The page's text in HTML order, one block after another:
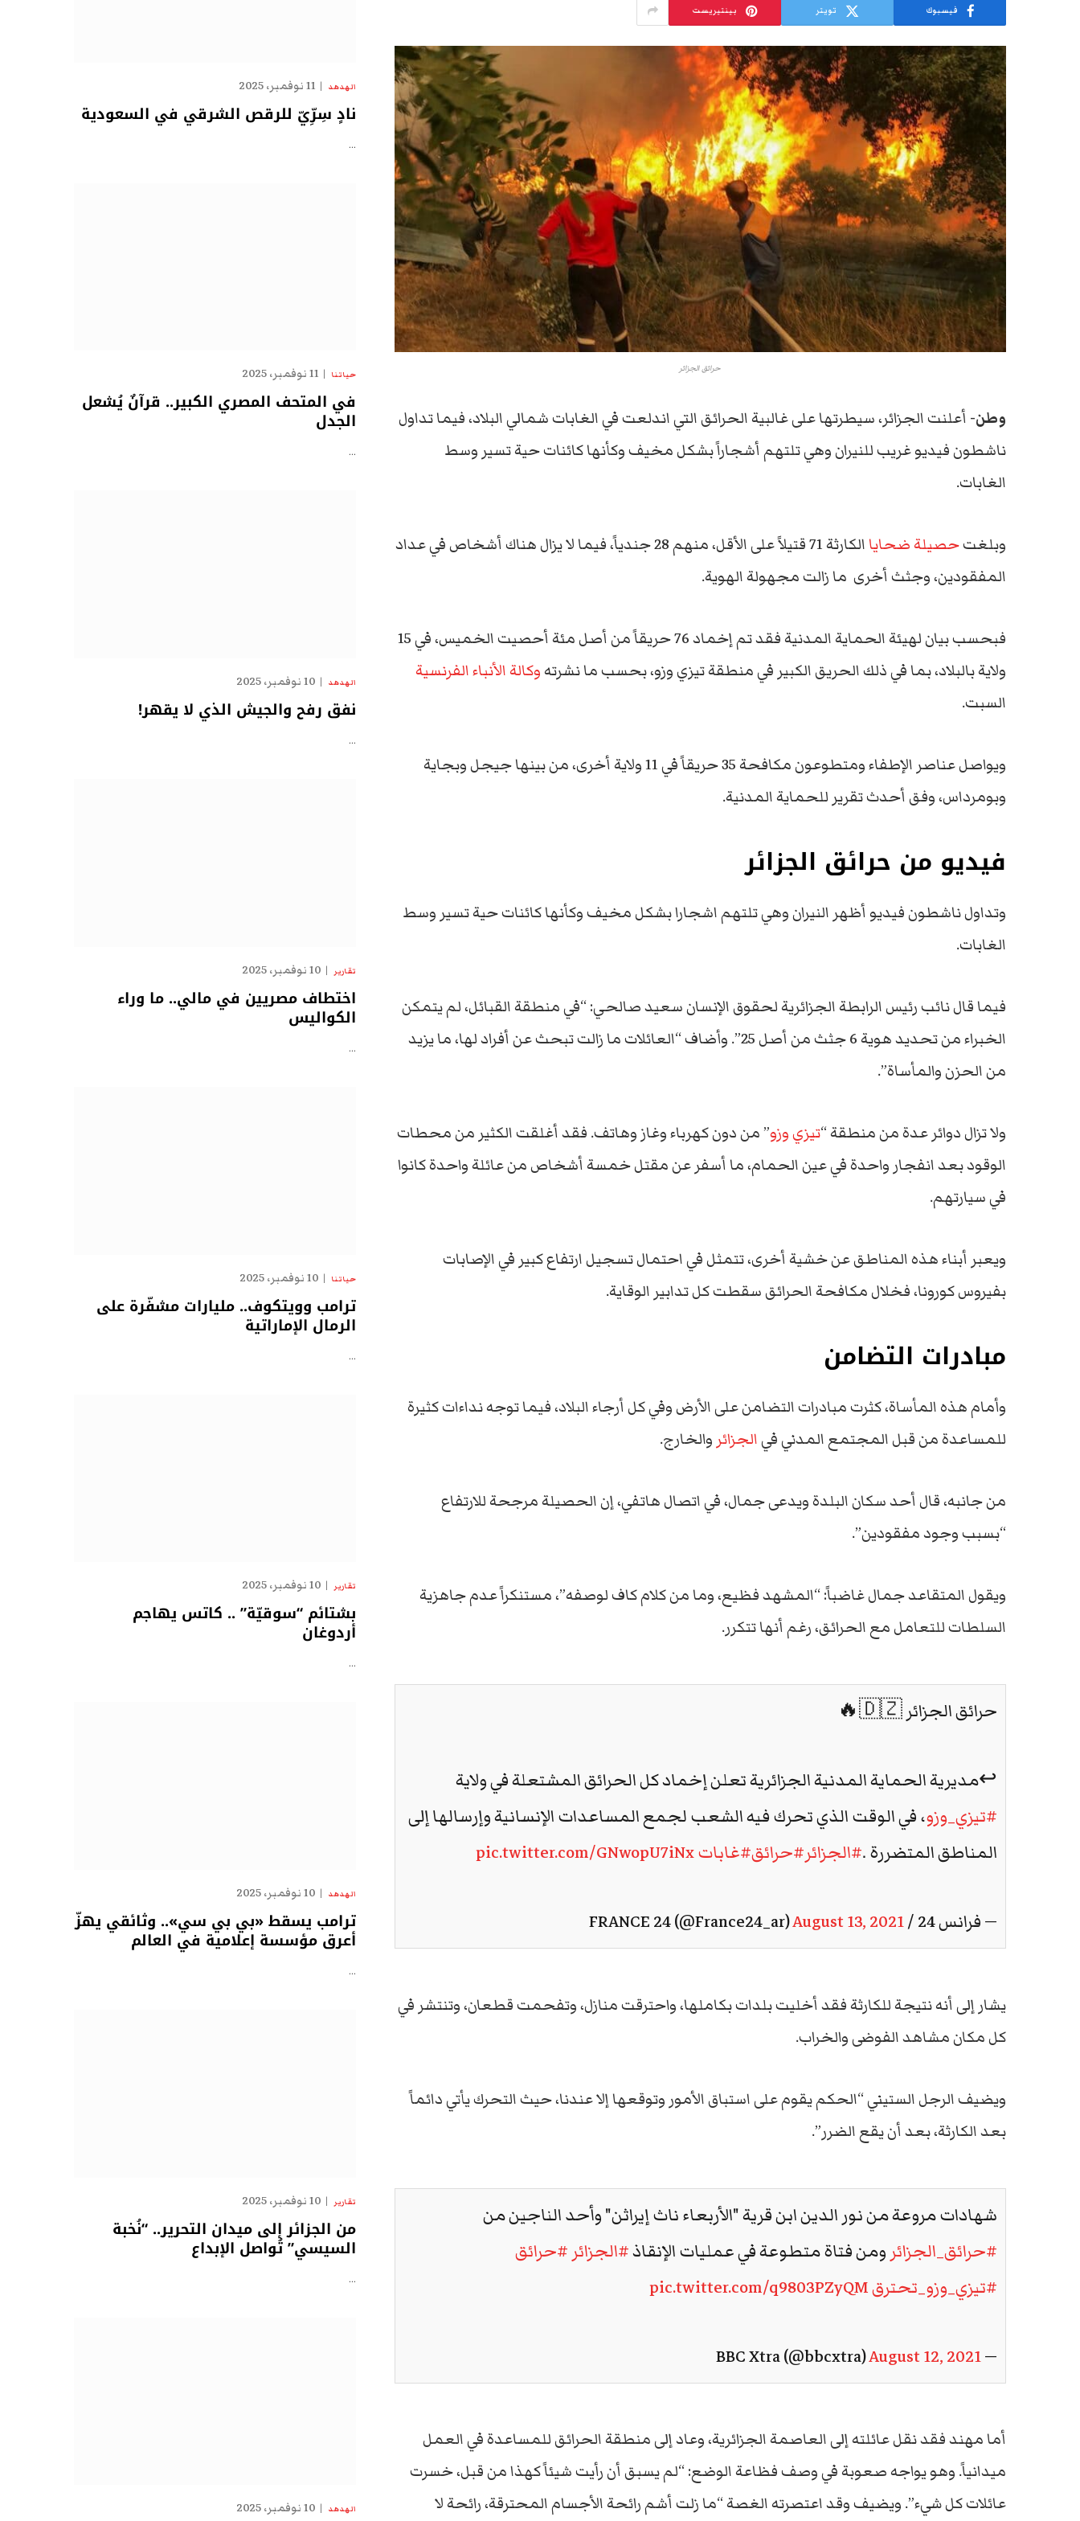
فيسبوك تويتر بينتيريست
حرائق الجزائر
وطن- أعلنت الجزائر، سيطرتها على غالبية الحرائق التي اندلعت في الغابات شمالي البلاد، فيما تداول
ناشطون فيديو غريب للنيران وهي تلتهم أشجاراً بشكل مخيف وكأنها كائنات حية تسير وسط
الغابات.
وبلغتحصيلة ضحايا
الكارثة 71 قتيلاً على الأقل، منهم 28 جندياً، فيما لا يزال هناك أشخاص في عداد
المفقودين، وجثث أخرى ما زالت مجهولة الهوية.
فبحسب بيان لهيئة الحماية المدنية فقد تم إخماد 76 حريقاً من أصل مئة أحصيت الخميس، في 15
ولاية بالبلاد، بما في ذلك الحريق الكبير في منطقة تيزي وزو، بحسب ما نشرتهوكالة الأنباء الفرنسية
السبت.
ويواصل عناصر الإطفاء ومتطوعون مكافحة 35 حريقاً في 11 ولاية أخرى، من بينها جيجل وبجاية
وبومرداس، وفق أحدث تقرير للحماية المدنية.
فيديو من حرائق الجزائر
وتداول ناشطون فيديو أظهر النيران وهي تلتهم اشجارا بشكل مخيف وكأنها كائنات حية تسير وسط
الغابات.
فيما قال نائب رئيس الرابطة الجزائرية لحقوق الإنسان سعيد صالحي: “في منطقة القبائل، لم يتمكن
الخبراء من تحديد هوية 6 جثث من أصل 25”. وأضاف “العائلات ما زالت تبحث عن أفراد لها، ما يزيد
من الحزن والمأساة”.
ولا تزال دوائر عدة من منطقة “تيزي وزو” من دون كهرباء وغاز وهاتف. فقد أغلقت الكثير من محطات
الوقود بعد انفجار واحدة في عين الحمام، ما أسفر عن مقتل خمسة أشخاص من عائلة واحدة كانوا
في سيارتهم.
ويعبر أبناء هذه المناطق عن خشية أخرى، تتمثل في احتمال تسجيل ارتفاع كبير في الإصابات
بفيروس كورونا، فخلال مكافحة الحرائق سقطت كل تدابير الوقاية.
مبادرات التضامن
وأمام هذه المأساة، كثرت مبادرات التضامن على الأرض وفي كل أرجاء البلاد، فيما توجه نداءات كثيرة
للمساعدة من قبل المجتمع المدني فيالجزائر والخارج.
من جانبه، قال أحد سكان البلدة ويدعى جمال، في اتصال هاتفي، إن الحصيلة مرجحة للارتفاع
“بسبب وجود مفقودين”.
ويقول المتقاعد جمال غاضباً: “المشهد فظيع، وما من كلام كاف لوصفه”، مستنكراً عدم جاهزية
السلطات للتعامل مع الحرائق، رغم أنها تتكرر.
حرائق الجزائر 🇩🇿🔥
↩️مديرية الحماية المدنية الجزائرية تعلن إخماد كل الحرائق المشتعلة في ولاية
#تيزي_وزو، في الوقت الذي تحرك فيه الشعب لجمع المساعدات الإنسانية وإرسالها إلى
المناطق المتضررة .#الجزائر#حرائق#غاباتpic.twitter.com/GNwopU7iNx
— فرانس 24 / FRANCE 24 (@France24_ar) August 13, 2021
يشار إلى أنه نتيجة للكارثة فقد أخليت بلدات بكاملها، واحترقت منازل، وتفحمت قطعان، وتنتشر في
كل مكان مشاهد الفوضى والخراب.
ويضيف الرجل الستيني “الحكم يقوم على استباق الأمور وتوقعها إلا عندنا، حيث التحرك يأتي دائماً
بعد الكارثة، بعد أن يقع الضرر”.
شهادات مروعة من نور الدين ابن قرية "الأربعاء ناث إيراثن" وأحد الناجين من
#حرائق_الجزائر ومن فتاة متطوعة في عمليات الإنقاذ#الجزائر #حرائق
#تيزي_وزو_تحترقpic.twitter.com/q9803PZyQM
— BBC Xtra (@bbcxtra)
August 12, 2021
أما مهند فقد نقل عائلته إلى العاصمة الجزائرية، وعاد إلى منطقة الحرائق للمساعدة في العمل
ميدانياً. وهو يواجه صعوبة في وصف فظاعة الوضع: “لم يسبق أن رأيت شيئاً كهذا من قبل، خسرت
عائلات كل شيء”. ويضيف وقد اعتصرته الغصة “ما زلت أشم رائحة الأجسام المحترقة، رائحة لا
الهدهد 11 نوفمبر، 2025
نادٍ سِرِّيّ للرقص الشرقي في السعودية
…
حياتنا 11 نوفمبر، 2025
في المتحف المصري الكبير.. قرآنٌ يُشعل
الجدل
…
الهدهد 10 نوفمبر، 2025
نفق رفح والجيش الذي لا يقهر!
…
تقارير 10 نوفمبر، 2025
اختطاف مصريين في مالي.. ما وراء
الكواليس
…
حياتنا 10 نوفمبر، 2025
ترامب وويتكوف.. مليارات مشفّرة على
الرمال الإماراتية
…
تقارير 10 نوفمبر، 2025
بشتائم “سوقيّة” .. كاتس يهاجم
أردوغان
…
الهدهد 10 نوفمبر، 2025
ترامب يسقط «بي بي سي».. وثائقي يهزّ
أعرق مؤسسة إعلامية في العالم
…
تقارير 10 نوفمبر، 2025
من الجزائر إلى ميدان التحرير.. “نُخبة
السيسي” تُواصل الإبداع
…
الهدهد 10 نوفمبر، 2025